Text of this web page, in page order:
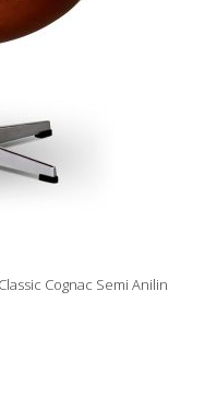
Cognac Semi Anilin